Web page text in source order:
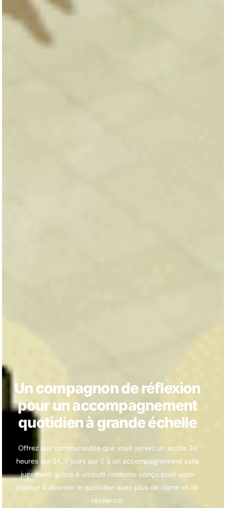
Un compagnon de réflexion
pour un accompagnement
quotidien à grande échelle
Offrez aux communautés que vous servez un accès 24
heures sur 24, 7 jours sur 7, à un accompagnement sans
jugement, grâce à un outil moderne conçu pour aider
chacun à aborder le quotidien avec plus de clarté et de
résilience.